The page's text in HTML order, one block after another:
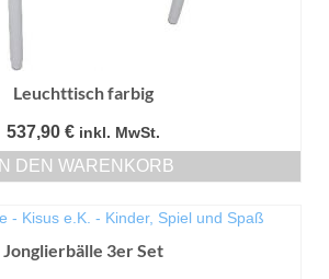
Leuchttisch farbig
537,90 € inkl. MwSt.
IN DEN WARENKORB
Jonglierbälle 3er Set